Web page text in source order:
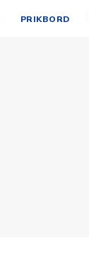
PRIKBORD